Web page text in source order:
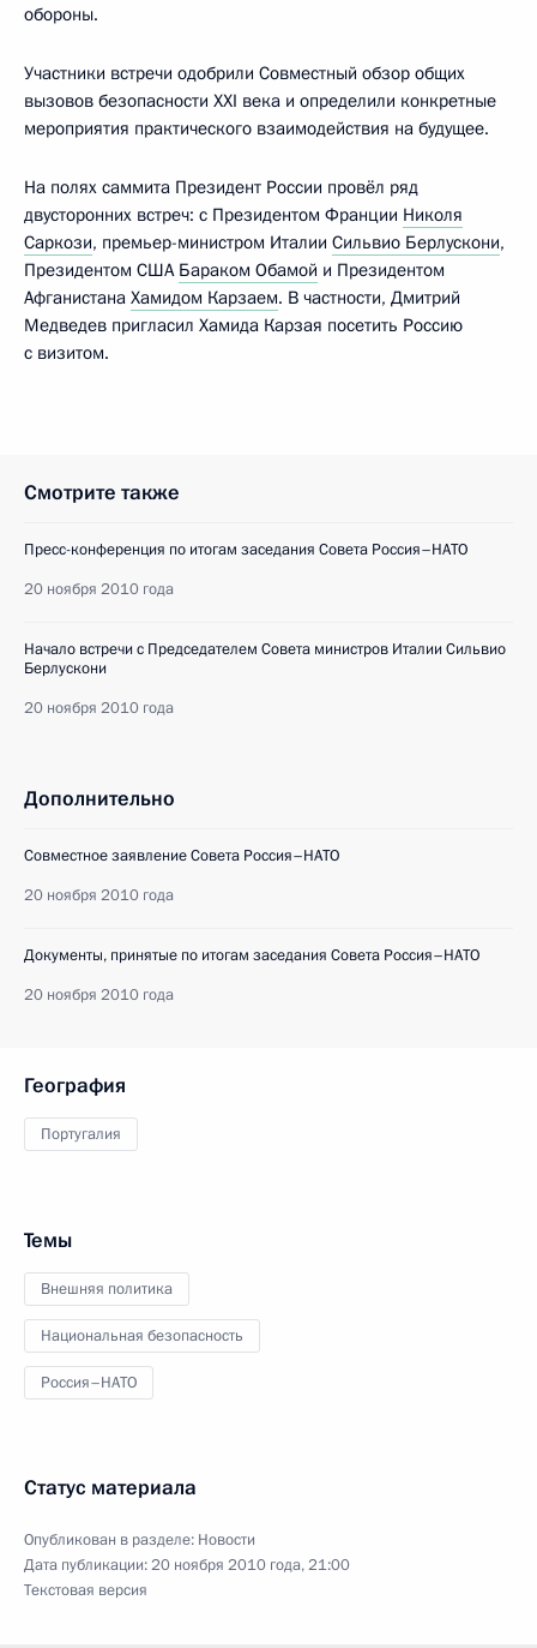
обороны.
Участники встречи одобрили Совместный обзор общих
вызовов безопасности XXI века и определили конкретные
мероприятия практического взаимодействия на будущее.
На полях саммита Президент России провёл ряд
двусторонних встреч: с Президентом Франции Николя
Саркози, премьер-министром Италии Сильвио Берлускони,
Президентом США Бараком Обамой и Президентом
Афганистана Хамидом Карзаем. В частности, Дмитрий
Медведев пригласил Хамида Карзая посетить Россию
с визитом.
Смотрите также
Пресс-конференция по итогам заседания Совета Россия–НАТО
20 ноября 2010 года
Начало встречи с Председателем Совета министров Италии Сильвио
Берлускони
20 ноября 2010 года
Дополнительно
Совместное заявление Совета Россия–НАТО
20 ноября 2010 года
Документы, принятые по итогам заседания Совета Россия–НАТО
20 ноября 2010 года
География
Португалия
Темы
Внешняя политика
Национальная безопасность
Россия–НАТО
Статус материала
Опубликован в разделе: Новости
Дата публикации:20 ноября 2010 года, 21:00
Текстовая версия